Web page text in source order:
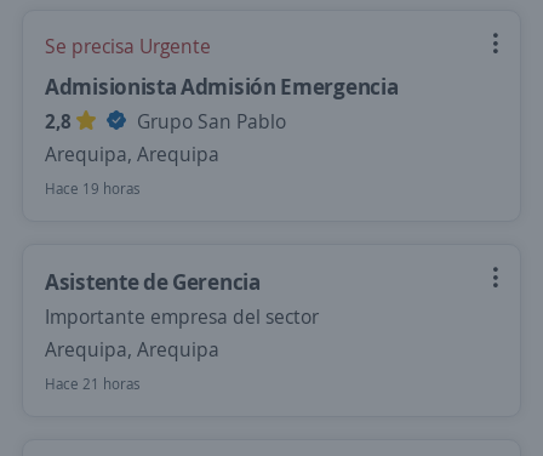
Se precisa Urgente
Admisionista Admisión Emergencia
2,8
Grupo San Pablo
Arequipa, Arequipa
Hace 19 horas
Asistente de Gerencia
Importante empresa del sector
Arequipa, Arequipa
Hace 21 horas